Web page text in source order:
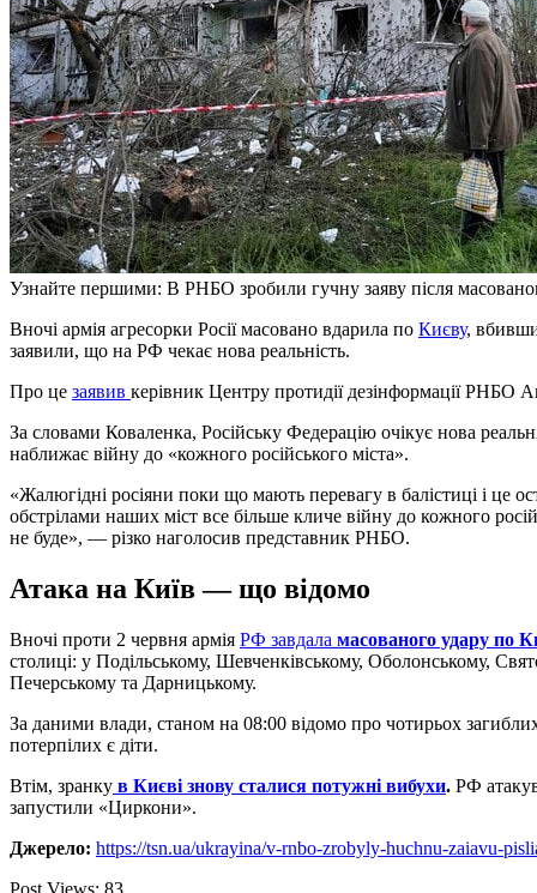
Узнайте першими: В РНБО зробили гучну заяву після
Вночі армія агресорки Росії масовано вдарила по Києву,
заявили, що на РФ чекає нова реальність.
Про це заявив керівник Центру протидії дезінформації РНБО
За словами Коваленка, Російську Федерацію очікує нова
наближає війну до «кожного російського міста».
«Жалюгідні росіяни поки що мають перевагу в балістиці і
обстрілами наших міст все більше кличе війну до кожного
не буде», — різко наголосив представник РНБО.
Атака на Київ — що відомо
Вночі проти 2 червня армія РФ завдала масованого удару по
столиці: у Подільському, Шевченківському, Оболонському,
Печерському та Дарницькому.
За даними влади, станом на 08:00 відомо про чотирьох
потерпілих є діти.
Втім, зранку в Києві знову сталися потужні вибухи. РФ
запустили «Циркони».
Джерело: https://tsn.ua/ukrayina/v-rnbo-zrobyly-huchnu-zaiavu-
Post Views: 83